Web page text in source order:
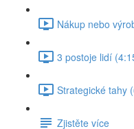
Nákup nebo
3 postoje lidí
Strategické tahy
Zjistěte více